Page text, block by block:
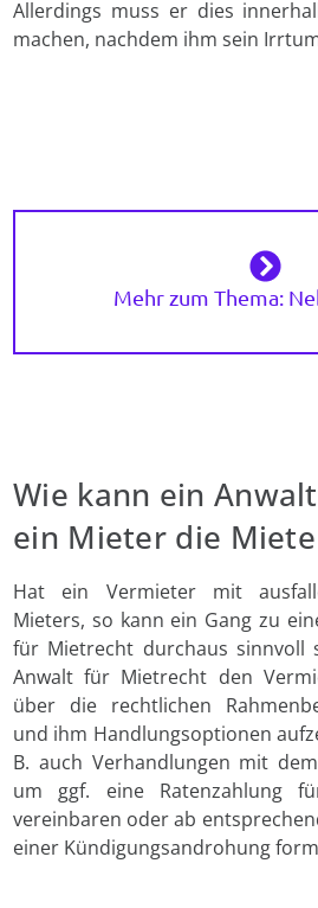
Allerdings muss er dies
machen, nachdem ihm sein
Mehr zum Thema:
Wie kann ein
ein Mieter die
Hat ein Vermieter mit
Mieters, so kann ein Gang zu
für Mietrecht durchaus sinnvoll
Anwalt für Mietrecht den
über die rechtlichen
und ihm Handlungsoptionen
B. auch Verhandlungen mit
um ggf. eine Ratenzahlung
vereinbaren oder ab
einer Kündigungsandrohung